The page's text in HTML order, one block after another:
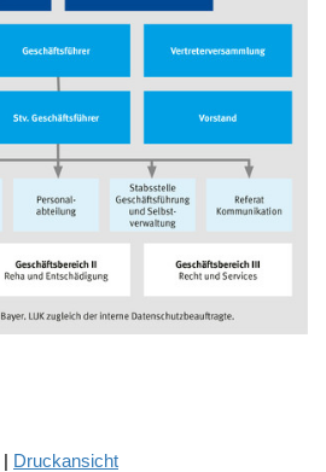
| Druckansicht